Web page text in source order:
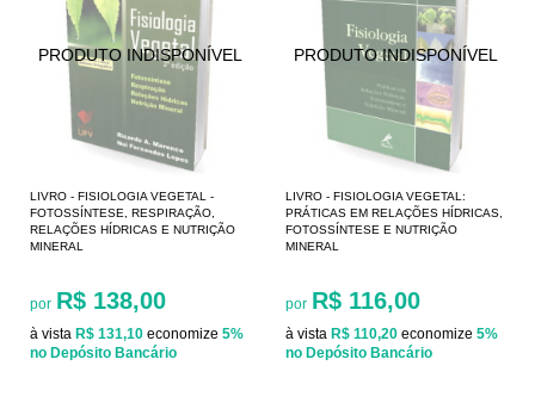
LIVRO - FISIOLOGIA VEGETAL -
FOTOSSÍNTESE, RESPIRAÇÃO,
RELAÇÕES HÍDRICAS E NUTRIÇÃO
MINERAL
por R$ 138,00
à vista R$ 131,10 economize 5%
no Depósito Bancário
LIVRO - FISIOLOGIA VEGETAL:
PRÁTICAS EM RELAÇÕES HÍDRICAS,
FOTOSSÍNTESE E NUTRIÇÃO
MINERAL
por R$ 116,00
à vista R$ 110,20 economize 5%
no Depósito Bancário